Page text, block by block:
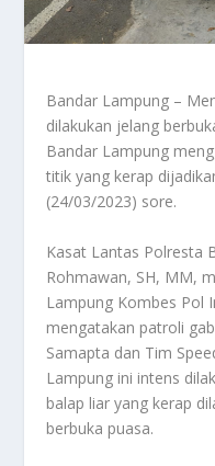
Bandar Lampung –
dilakukan jelang
Bandar Lampung
titik yang kerap
(24/03/2023) sore.
Kasat Lantas Polresta
Rohmawan, SH, MM,
Lampung Kombes Pol
mengatakan patroli
Samapta dan Tim
Lampung ini intens
balap liar yang kerap
berbuka puasa.